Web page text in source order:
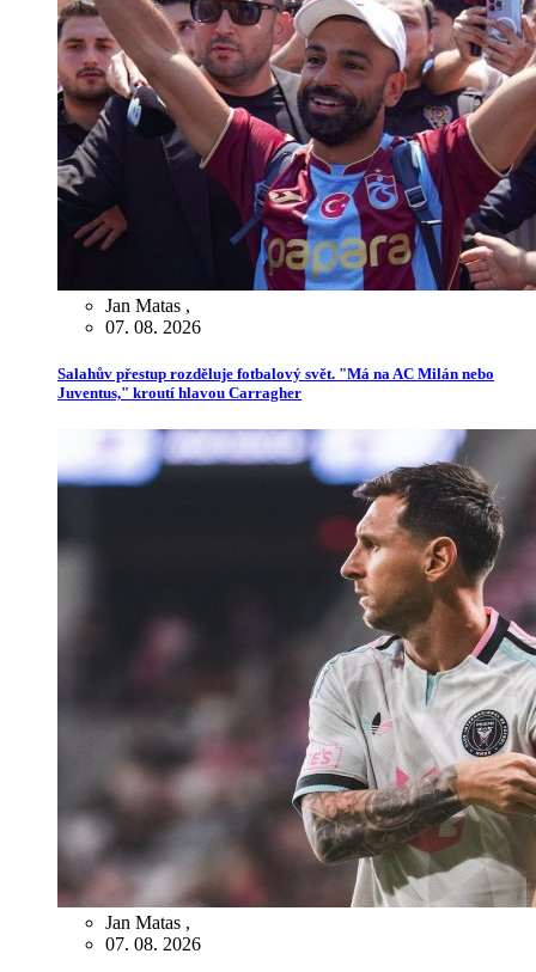
Jan Matas ,
07. 08. 2026
Salahův přestup rozděluje fotbalový svět. "Má na AC Milán nebo
Juventus," kroutí hlavou Carragher
Jan Matas ,
07. 08. 2026